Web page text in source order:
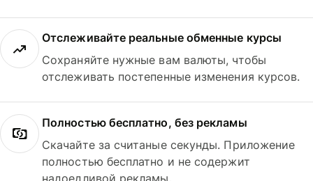
Отслеживайте реальные обменные курсы
Сохраняйте нужные вам валюты, чтобы
отслеживать постепенные изменения курсов.
Полностью бесплатно, без рекламы
Скачайте за считаные секунды. Приложение
полностью бесплатно и не содержит
надоедливой рекламы.